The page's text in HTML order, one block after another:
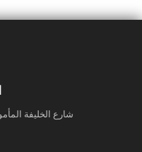
شارع الخليفة